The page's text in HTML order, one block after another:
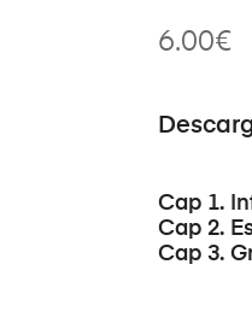
6.00€
Cap 1.
Cap 2.
Cap 3.